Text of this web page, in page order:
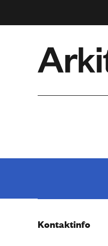
Kontaktinfo